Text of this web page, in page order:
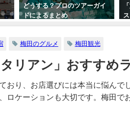
どうする？プロのツアーガイ
ドによるまとめ
梅田のグルメ 梅田観光
リアン」おすすめ
おり、お店選びには本当に悩んで
ロケーションも大切です。梅田で